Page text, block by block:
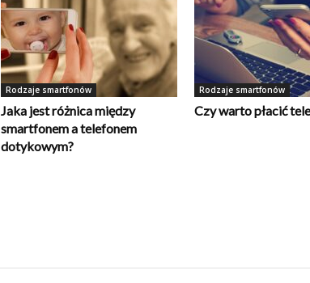
Rodzaje smartfonów
Jaka jest różnica między
smartfonem a telefonem
dotykowym?
Rodzaje smartfonów
Czy warto płacić